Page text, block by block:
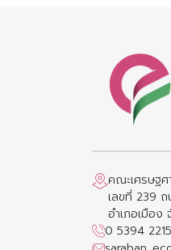
คณะเศรษฐศ
เลขที่ 239
อำเภอเมือง
0 5394 2215